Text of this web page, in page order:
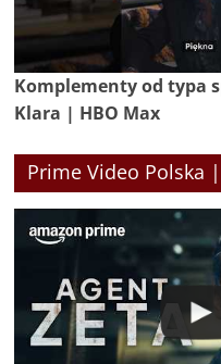
Komplementy od typa
Klara | HBO Max
Prime Video Polska